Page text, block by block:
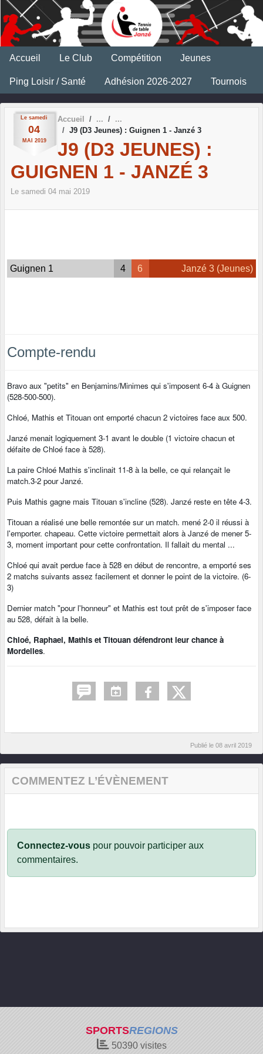
Accueil Le Club Compétition Jeunes
Ping Loisir / Santé Adhésion 2026-2027 Tournois
Le samedi
04
MAI 2019
Accueil
J9 (D3 Jeunes) : Guignen 1 - Janzé 3
J9 (D3 JEUNES) :
GUIGNEN 1 - JANZÉ 3
Le samedi 04 mai 2019
Guignen 1 4 6 Janzé 3 (Jeunes)
Compte-rendu
Bravo aux "petits" en Benjamins/Minimes qui s'imposent 6-4 à Guignen
(528-500-500).
Chloé, Mathis et Titouan ont emporté chacun 2 victoires face aux 500.
Janzé menait logiquement 3-1 avant le double (1 victoire chacun et
défaite de Chloé face à 528).
La paire Chloé Mathis s'inclinait 11-8 à la belle, ce qui relançait le
match.3-2 pour Janzé.
Puis Mathis gagne mais Titouan s'incline (528). Janzé reste en tête 4-3.
Titouan a réalisé une belle remontée sur un match. mené 2-0 il réussi à
l'emporter. chapeau. Cette victoire permettait alors à Janzé de mener 5-
3, moment important pour cette confrontation. Il fallait du mental ...
Chloé qui avait perdue face à 528 en début de rencontre, a emporté ses
2 matchs suivants assez facilement et donner le point de la victoire. (6-
3)
Dernier match "pour l'honneur" et Mathis est tout prêt de s'imposer face
au 528, défait à la belle.
Chloé, Raphael, Mathis et Titouan défendront leur chance à
Mordelles.
Publié le 08 avril 2019
COMMENTEZ L’ÉVÈNEMENT
Connectez-vous pour pouvoir participer aux
commentaires.
SPORTSREGIONS
50390visites
Panneau de gestion des cookies